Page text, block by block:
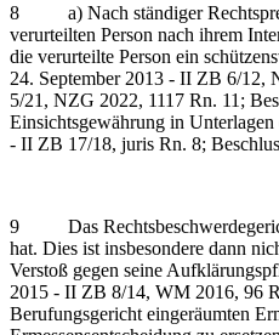
8 a) Nach ständiger
verurteilten Person nach ihrem
die verurteilte Person ein
24. September 2013 - II ZB 6/12,
5/21, NZG 2022, 1117 Rn. 11;
Einsichtsgewährung in
- II ZB 17/18, juris Rn. 8;
9 Das Rechtsbeschwerdegericht
hat. Dies ist insbesondere dann
Verstoß gegen seine
2015 - II ZB 8/14, WM 2016, 96
Berufungsgericht eingeräumten